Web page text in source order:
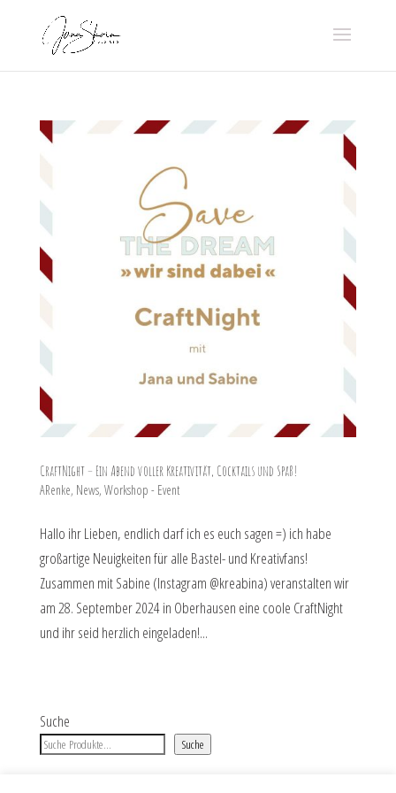
CraftNight – Ein Abend voller Kreativität, Cocktails und Spaß!
ARenke, News, Workshop - Event
Hallo ihr Lieben, endlich darf ich es euch sagen =) ich habe
großartige Neuigkeiten für alle Bastel- und Kreativfans!
Zusammen mit Sabine (Instagram @kreabina) veranstalten wir
am 28. September 2024 in Oberhausen eine coole CraftNight
und ihr seid herzlich eingeladen!...
Suche
Suche